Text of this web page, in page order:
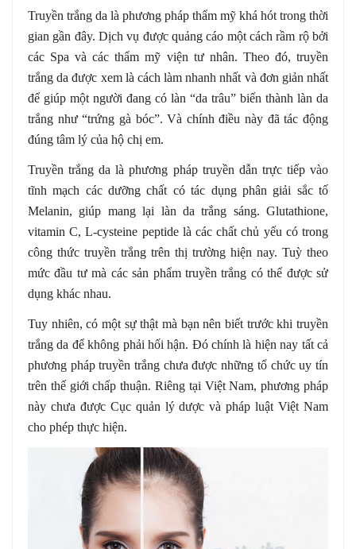
Truyền trắng da là phương pháp thẩm mỹ khá hót trong thời
gian gần đây. Dịch vụ được quảng cáo một cách rầm rộ bởi
các Spa và các thẩm mỹ viện tư nhân. Theo đó, truyền
trắng da được xem là cách làm nhanh nhất và đơn giản nhất
để giúp một người đang có làn “da trâu” biến thành làn da
trắng như “trứng gà bóc”. Và chính điều này đã tác động
đúng tâm lý của hộ chị em.
Truyền trắng da là phương pháp truyền dẫn trực tiếp vào
tĩnh mạch các dưỡng chất có tác dụng phân giải sắc tố
Melanin, giúp mang lại làn da trắng sáng. Glutathione,
vitamin C, L-cysteine peptide là các chất chủ yếu có trong
công thức truyền trắng trên thị trường hiện nay. Tuỳ theo
mức đầu tư mà các sản phẩm truyền trắng có thể được sử
dụng khác nhau.
Tuy nhiên, có một sự thật mà bạn nên biết trước khi truyền
trắng da để không phải hối hận. Đó chính là hiện nay tất cả
phương pháp truyền trắng chưa được những tổ chức uy tín
trên thế giới chấp thuận. Riêng tại Việt Nam, phương pháp
này chưa được Cục quản lý dược và pháp luật Việt Nam
cho phép thực hiện.